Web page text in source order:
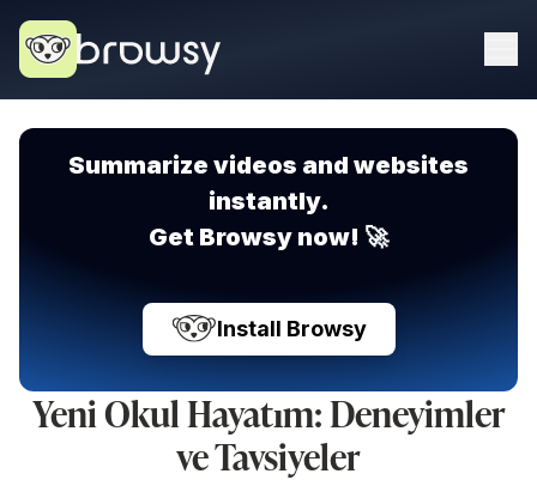
Summarize videos and websites
instantly.
Get Browsy now! 🚀
Install Browsy
Yeni Okul Hayatım: Deneyimler
ve Tavsiyeler